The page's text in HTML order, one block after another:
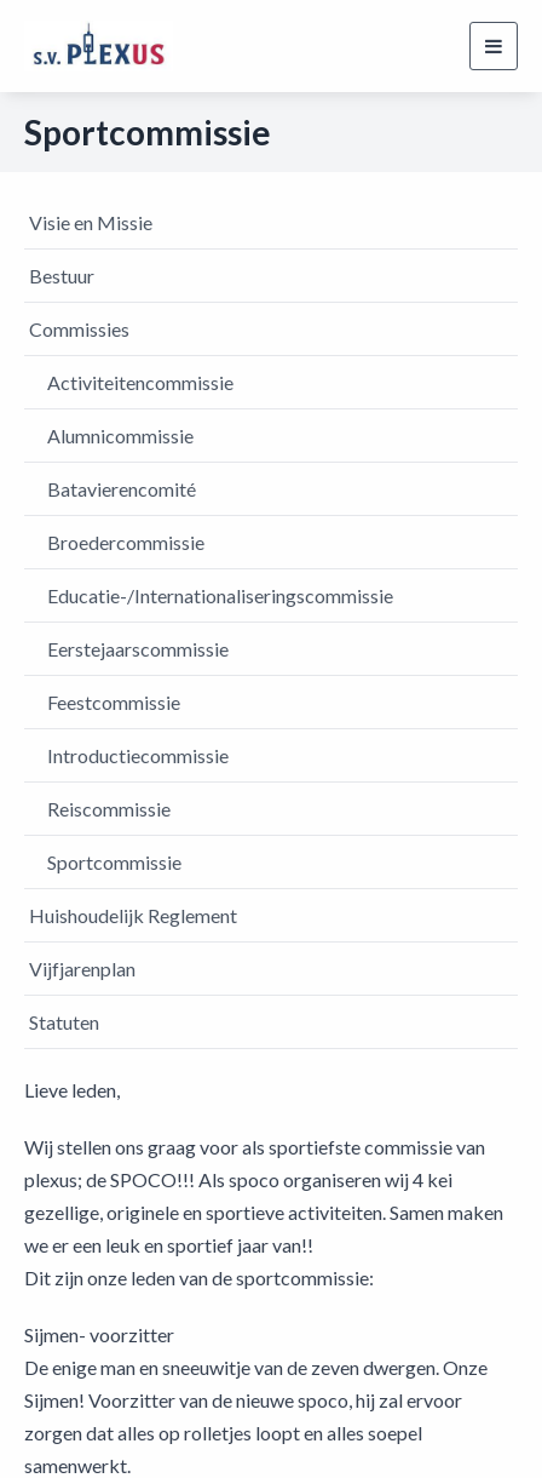
Sportcommissie
Visie en Missie
Bestuur
Commissies
Activiteitencommissie
Alumnicommissie
Batavierencomité
Broedercommissie
Educatie-/Internationaliseringscommissie
Eerstejaarscommissie
Feestcommissie
Introductiecommissie
Reiscommissie
Sportcommissie
Huishoudelijk Reglement
Vijfjarenplan
Statuten
Lieve leden,
Wij stellen ons graag voor als sportiefste commissie van
plexus; de SPOCO!!! Als spoco organiseren wij 4 kei
gezellige, originele en sportieve activiteiten. Samen maken
we er een leuk en sportief jaar van!!
Dit zijn onze leden van de sportcommissie:
Sijmen- voorzitter
De enige man en sneeuwitje van de zeven dwergen. Onze
Sijmen! Voorzitter van de nieuwe spoco, hij zal ervoor
zorgen dat alles op rolletjes loopt en alles soepel
samenwerkt.